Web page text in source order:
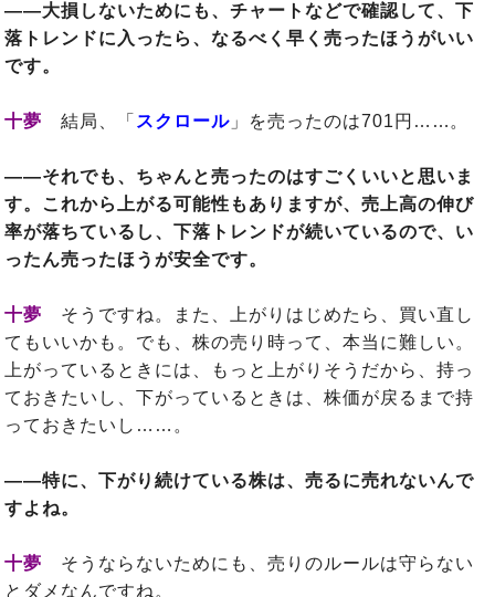
――大損しないためにも、チャートなどで確認して、下
落トレンドに入ったら、なるべく早く売ったほうがいい
です。
十夢 結局、「 スクロール 」を売ったのは701円……。
――それでも、ちゃんと売ったのはすごくいいと思いま
す。これから上がる可能性もありますが、売上高の伸び
率が落ちているし、下落トレンドが続いているので、い
ったん売ったほうが安全です。
十夢 そうですね。また、上がりはじめたら、買い直し
てもいいかも。でも、株の売り時って、本当に難しい。
上がっているときには、もっと上がりそうだから、持っ
ておきたいし、下がっているときは、株価が戻るまで持
っておきたいし……。
――特に、下がり続けている株は、売るに売れないんで
すよね。
十夢 そうならないためにも、売りのルールは守らない
とダメなんですね。